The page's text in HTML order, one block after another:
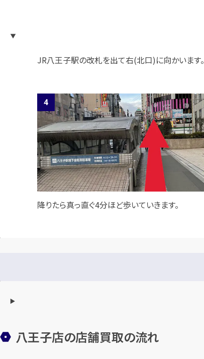
JR八王子駅の改札を出て右(北口)に向かいます。
降りたら真っ直ぐ4分ほど歩いていきます。
八王子店の店舗買取の流れ